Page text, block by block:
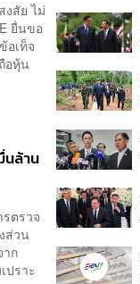
สัย ไม่
ยื่นขอ
อเท็จ
อหุ้น
นล้าน
ตรวจ
ส่วน
าก
ราะ